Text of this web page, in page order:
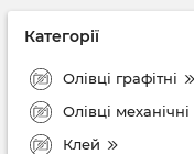
Категорії
Олівці графітні
Олівці механічні
Клей